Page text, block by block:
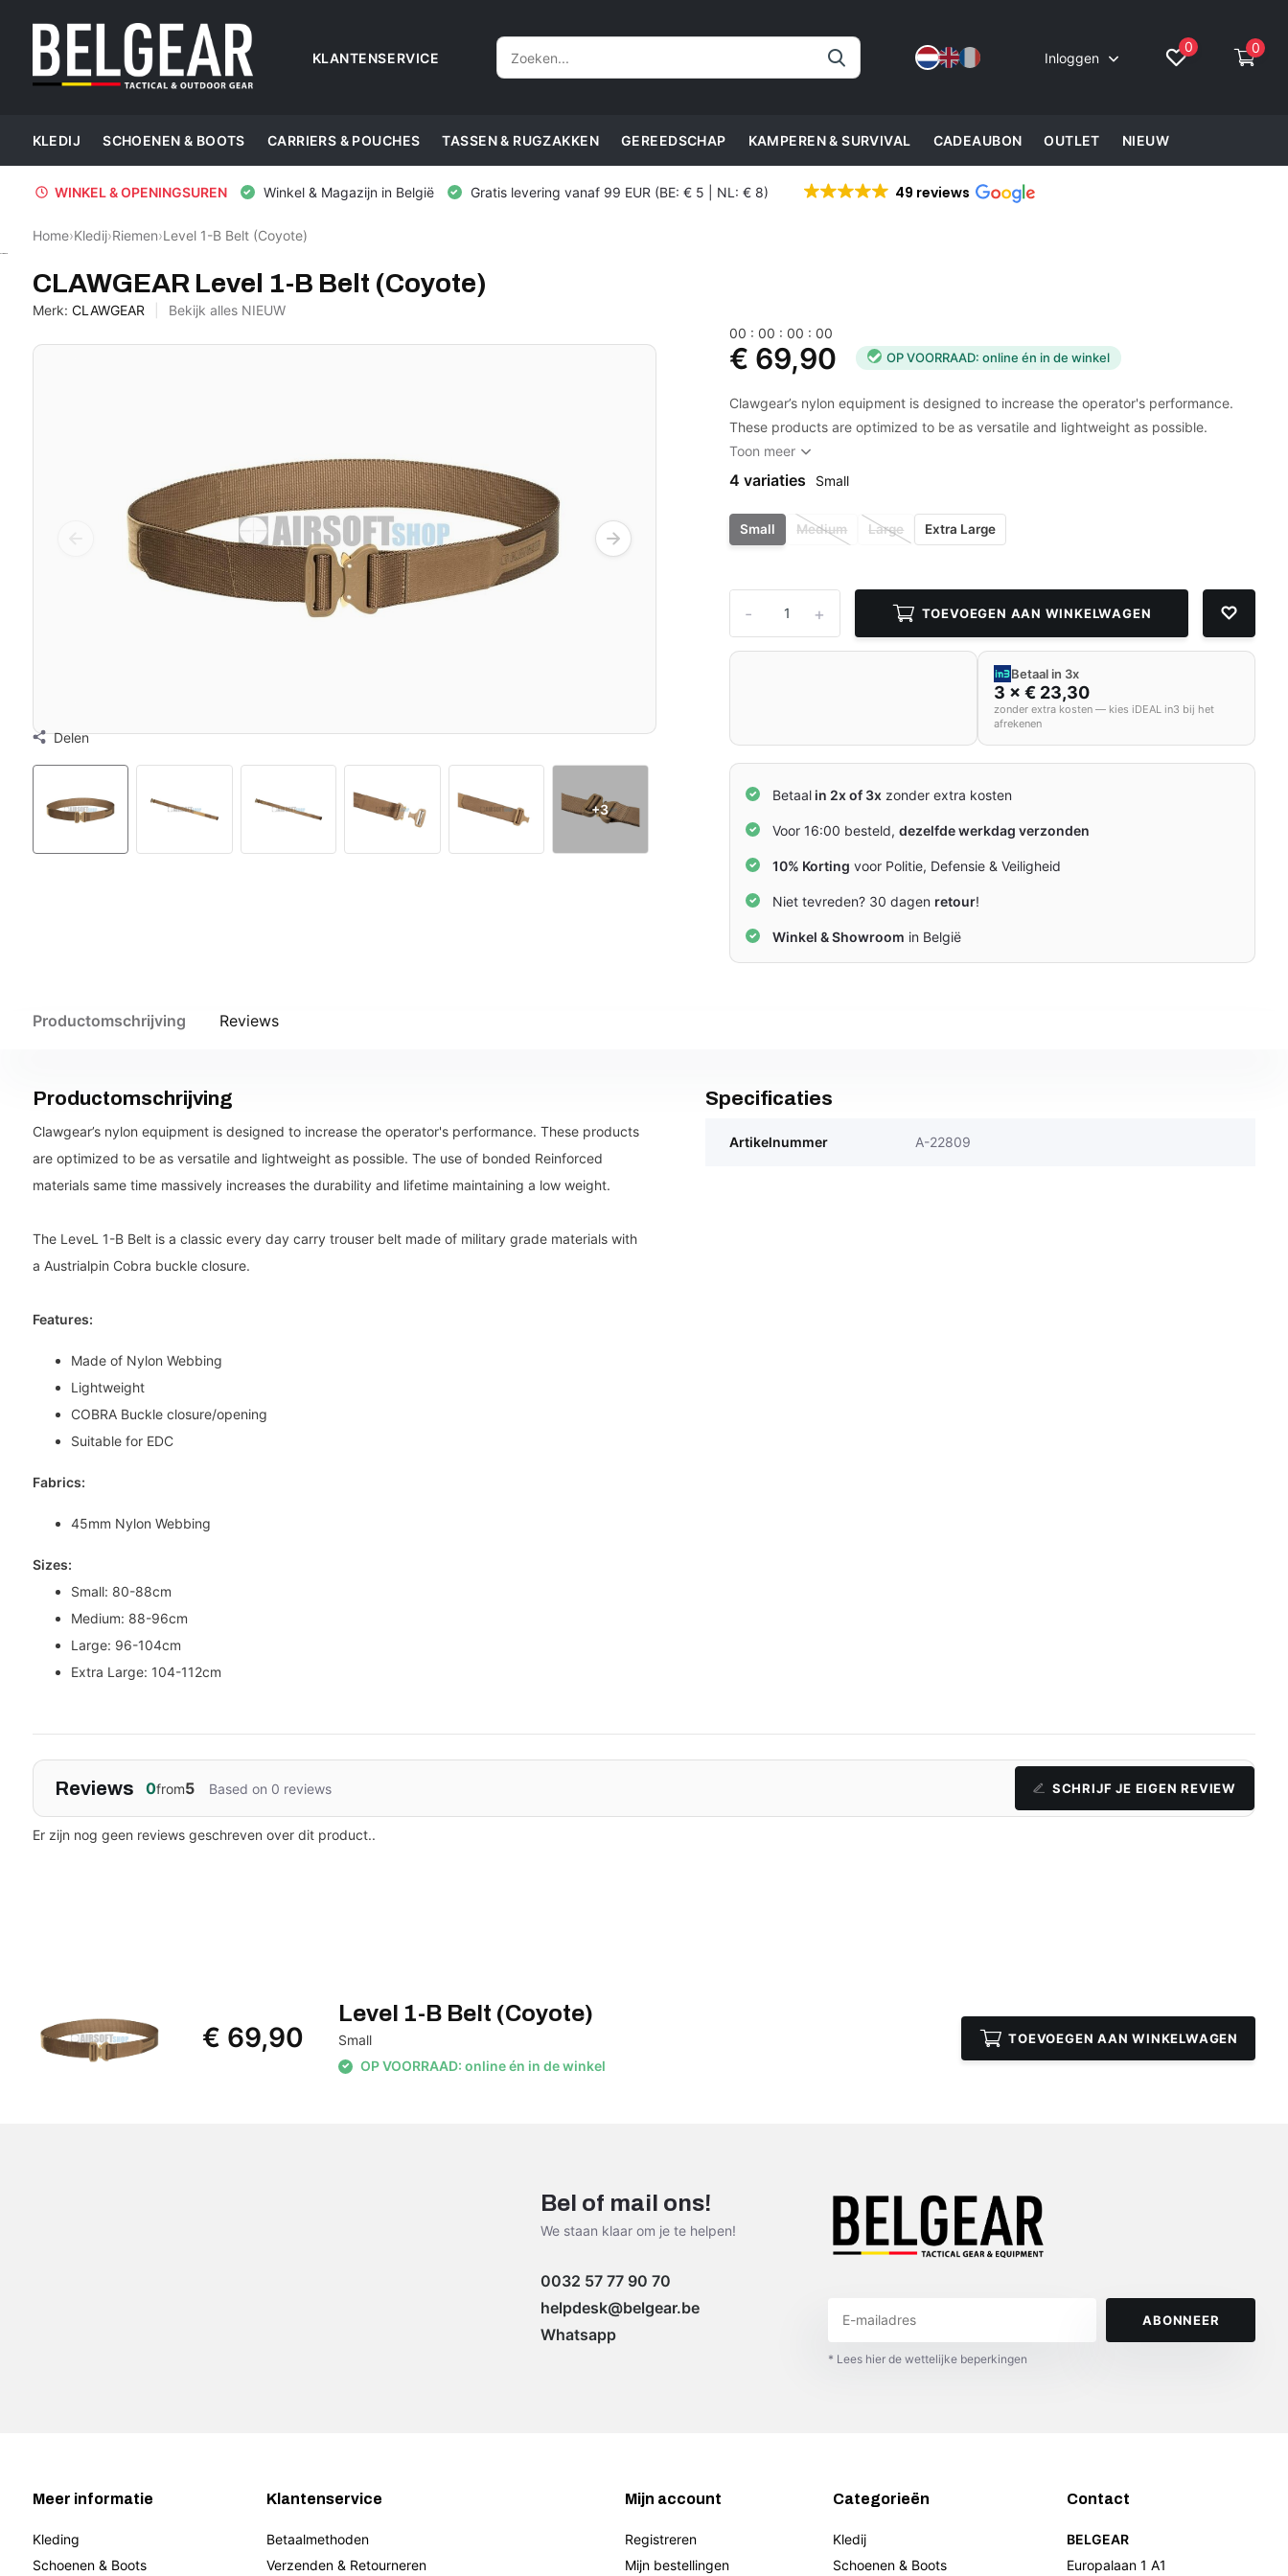
KLANTENSERVICE Inloggen
0 0
KLEDIJ SCHOENEN & BOOTS CARRIERS & POUCHES TASSEN & RUGZAKKEN GEREEDSCHAP KAMPEREN & SURVIVAL CADEAUBON OUTLET NIEUW
WINKEL & OPENINGSUREN Winkel & Magazijn in België Gratis levering vanaf 99 EUR (BE: € 5 | NL: € 8) 49 reviews
Home›Kledij›Riemen›Level 1-B Belt (Coyote)
CLAWGEAR Level 1-B Belt (Coyote)
Merk: CLAWGEAR Bekijk alles NIEUW
Delen
+3
00 :00 :00 :00
€ 69,90 OP VOORRAAD: online én in de winkel
Clawgear’s nylon equipment is designed to increase the operator's performance.
These products are optimized to be as versatile and lightweight as possible.
Toon meer
4 variaties Small
Small Medium Large Extra Large
+
- TOEVOEGEN AAN WINKELWAGEN
Betaal in 3x
3 × € 23,30
zonder extra kosten — kies iDEAL in3 bij het
afrekenen
Betaal in 2x of 3x zonder extra kosten
Voor 16:00 besteld,dezelfde werkdag verzonden
10% Korting voor Politie, Defensie & Veiligheid
Niet tevreden? 30 dagen retour!
Winkel & Showroom in België
Productomschrijving Reviews
Productomschrijving
Clawgear’s nylon equipment is designed to increase the operator's performance. These products
are optimized to be as versatile and lightweight as possible. The use of bonded Reinforced
materials same time massively increases the durability and lifetime maintaining a low weight.
The LeveL 1-B Belt is a classic every day carry trouser belt made of military grade materials with
a Austrialpin Cobra buckle closure.
Features:
Made of Nylon Webbing
Lightweight
COBRA Buckle closure/opening
Suitable for EDC
Fabrics:
45mm Nylon Webbing
Sizes:
Small: 80-88cm
Medium: 88-96cm
Large: 96-104cm
Extra Large: 104-112cm
Specificaties
Artikelnummer A-22809
Reviews 0from5 Based on 0 reviews SCHRIJF JE EIGEN REVIEW
Er zijn nog geen reviews geschreven over dit product..
€ 69,90
Level 1-B Belt (Coyote)
Small
OP VOORRAAD: online én in de winkel
TOEVOEGEN AAN WINKELWAGEN
Bel of mail ons!
We staan klaar om je te helpen!
0032 57 77 90 70
helpdesk@belgear.be
Whatsapp
ABONNEER
* Lees hier de wettelijke beperkingen
Meer informatie
Kleding
Schoenen & Boots
Klantenservice
Betaalmethoden
Verzenden & Retourneren
Mijn account
Registreren
Mijn bestellingen
Categorieën
Kledij
Schoenen & Boots
Contact
BELGEAR
Europalaan 1 A1